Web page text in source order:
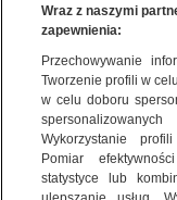
TVN24 | SZKŁO
Stały widz
POLSKA
ŚWIAT
miasta:
WARSZAWA
Wraz z naszymi
zapewnienia:
Przechowywanie
Tworzenie profili w
w celu doboru
Wykorzystanie
Pomiar
statystyce lub